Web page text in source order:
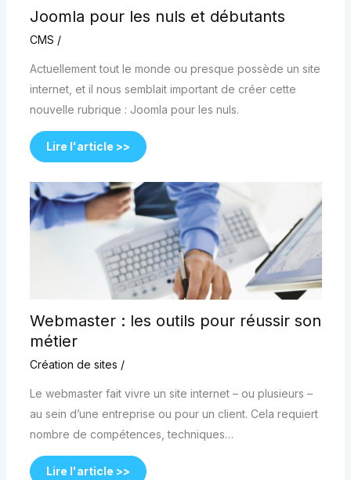
Joomla pour les nuls et débutants
CMS /
Actuellement tout le monde ou presque possède un site
internet, et il nous semblait important de créer cette
nouvelle rubrique : Joomla pour les nuls.
Lire l'article >>
Webmaster : les outils pour réussir son
métier
Création de sites /
Le webmaster fait vivre un site internet – ou plusieurs –
au sein d’une entreprise ou pour un client. Cela requiert
nombre de compétences, techniques…
Lire l'article >>